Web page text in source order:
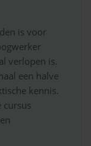
is voor
verlopen is.
een halve
kennis.
cursus